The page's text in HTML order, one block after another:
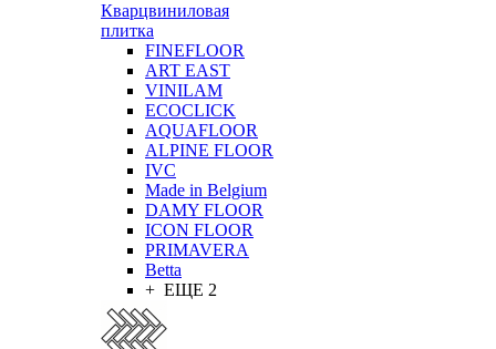
Кварцвиниловая
плитка
FINEFLOOR
ART EAST
VINILAM
ECOCLICK
AQUAFLOOR
ALPINE FLOOR
IVC
Made in Belgium
DAMY FLOOR
ICON FLOOR
PRIMAVERA
Betta
+ ЕЩЕ 2